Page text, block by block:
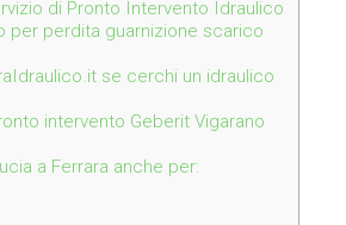
di Pronto Intervento Idraulico
per perdita guarnizione scarico
se cerchi un idraulico
intervento Geberit Vigarano
a Ferrara anche per: